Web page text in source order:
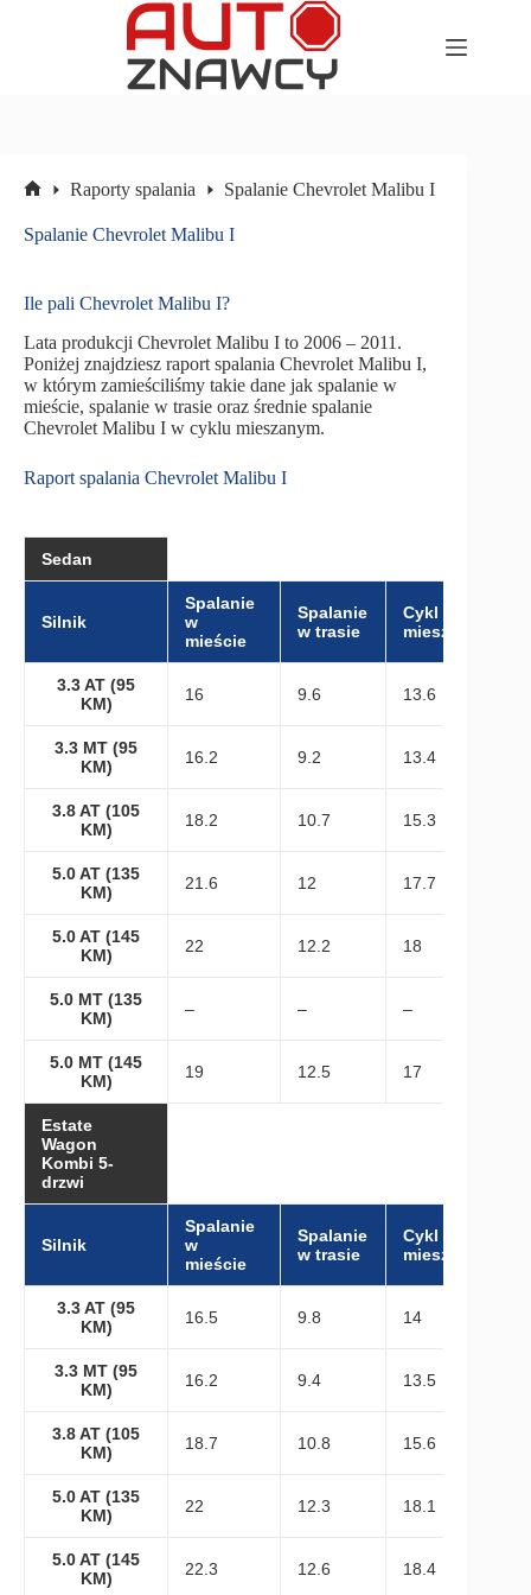
główna
Raporty spalania Spalanie Chevrolet Malibu I
Spalanie Chevrolet Malibu I
Ile pali Chevrolet Malibu I?
Lata produkcji Chevrolet Malibu I to 2006 – 2011.
Poniżej znajdziesz raport spalania Chevrolet Malibu I,
w którym zamieściliśmy takie dane jak spalanie w
mieście, spalanie w trasie oraz średnie spalanie
Chevrolet Malibu I w cyklu mieszanym.
Raport spalania Chevrolet Malibu I
Sedan
Silnik
Spalanie
w
mieście
Spalanie
w trasie
Cykl
mieszany
3.3 AT (95
KM)
16 9.6 13.6
3.3 MT (95
KM)
16.2 9.2 13.4
3.8 AT (105
KM)
18.2 10.7 15.3
5.0 AT (135
KM)
21.6 12 17.7
5.0 AT (145
KM)
22 12.2 18
5.0 MT (135
KM)
– – –
5.0 MT (145
KM)
19 12.5 17
Estate
Wagon
Kombi 5-
drzwi
Silnik
Spalanie
w
mieście
Spalanie
w trasie
Cykl
mieszany
3.3 AT (95
KM)
16.5 9.8 14
3.3 MT (95
KM)
16.2 9.4 13.5
3.8 AT (105
KM)
18.7 10.8 15.6
5.0 AT (135
KM)
22 12.3 18.1
5.0 AT (145
KM)
22.3 12.6 18.4